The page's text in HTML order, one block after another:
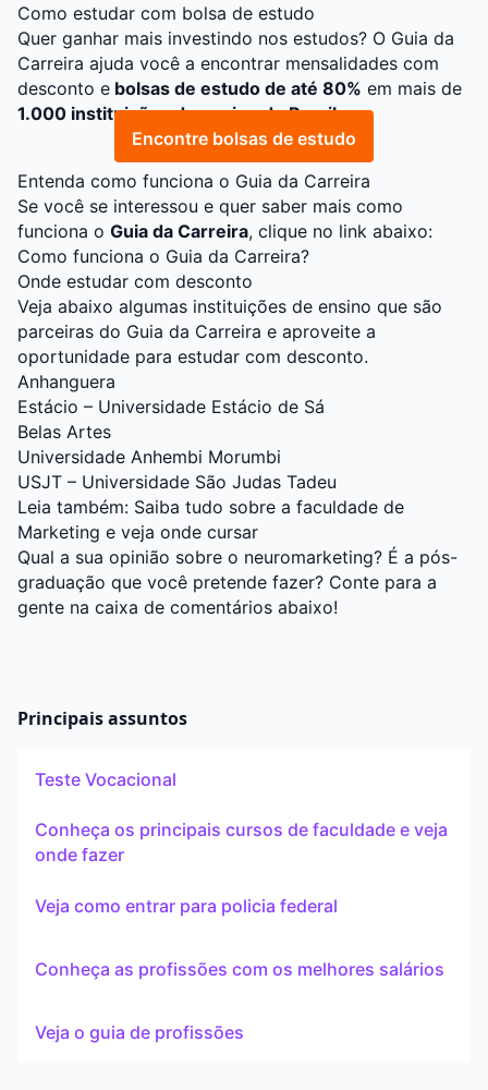
Como estudar com bolsa de estudo
Quer ganhar mais investindo nos estudos? O Guia da
Carreira ajuda você a encontrar mensalidades com
desconto e bolsas de estudo de até 80% em mais de
1.000 instituições de ensino do Brasil.
Encontre bolsas de estudo
Entenda como funciona o Guia da Carreira
Se você se interessou e quer saber mais como
funciona o Guia da Carreira, clique no link abaixo:
Como funciona o Guia da Carreira?
Onde estudar com desconto
Veja abaixo algumas instituições de ensino que são
parceiras do Guia da Carreira e aproveite a
oportunidade para estudar com desconto.
Anhanguera
Estácio – Universidade Estácio de Sá
Belas Artes
Universidade Anhembi Morumbi
USJT – Universidade São Judas Tadeu
Leia também: Saiba tudo sobre a faculdade de
Marketing e veja onde cursar
Qual a sua opinião sobre o neuromarketing? É a pós-
graduação que você pretende fazer? Conte para a
gente na caixa de comentários abaixo!
Principais assuntos
Teste Vocacional
Conheça os principais cursos de faculdade e veja
onde fazer
Veja como entrar para policia federal
Conheça as profissões com os melhores salários
Veja o guia de profissões